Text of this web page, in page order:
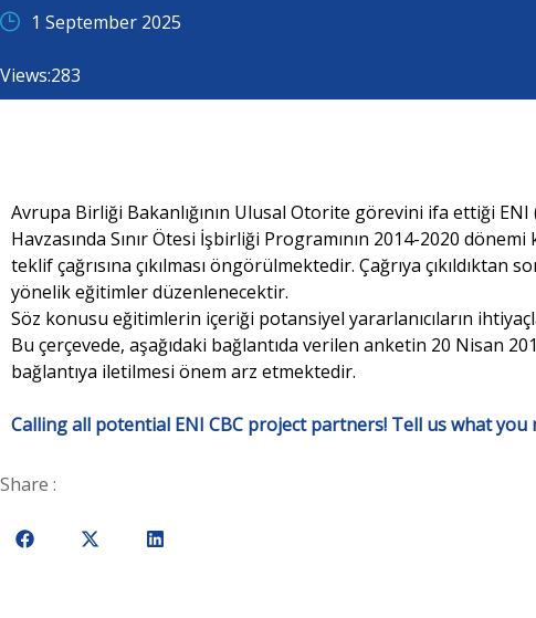
1 September 2025
Views:283
Avrupa Birliği Bakanlığının Ulusal Otorite görevini ifa ettiği
Havzasında Sınır Ötesi İşbirliği Programının 2014-2020 dönemi
teklif çağrısına çıkılması öngörülmektedir. Çağrıya
yönelik eğitimler düzenlenecektir.
Söz konusu eğitimlerin içeriği potansiyel yararlanıcıların
Bu çerçevede, aşağıdaki bağlantıda verilen anketin 20 Nisan
bağlantıya iletilmesi önem arz etmektedir.
Calling all potential ENI CBC project partners! Tell us what you
Share :